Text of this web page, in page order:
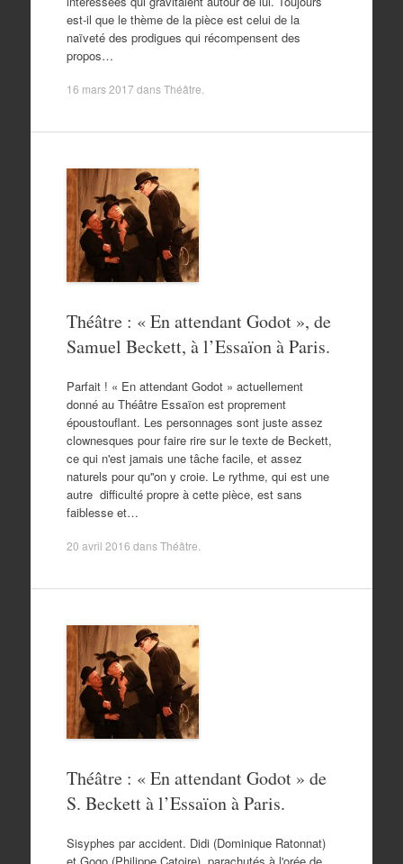
est-il que le thème de la pièce est celui de la
naïveté des prodigues qui récompensent des
propos…
16 mars 2017 dansThéâtre
Théâtre : « En attendant Godot », de
Samuel Beckett, à l’Essaïon à Paris.
Parfait ! « En attendant Godot » actuellement
donné au Théâtre Essaïon est proprement
époustouflant. Les personnages sont juste assez
clownesques pour faire rire sur le texte de Beckett,
ce qui n'est jamais une tâche facile, et assez
naturels pour qu''on y croie. Le rythme, qui est une
autre difficulté propre à cette pièce, est sans
faiblesse et…
20 avril 2016 dansThéâtre
Théâtre : « En attendant Godot » de
S. Beckett à l’Essaïon à Paris.
Sisyphes par accident. Didi (Dominique Ratonnat)
et Gogo (Philippe Catoire), parachutés à l'orée de